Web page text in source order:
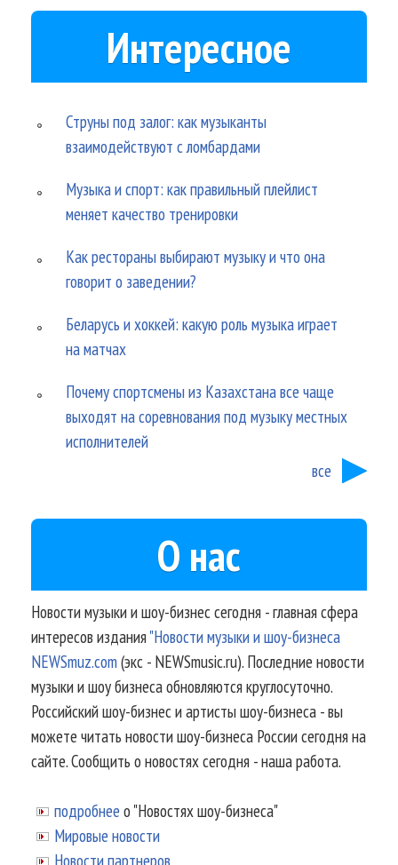
Интересное
Струны под залог: как музыканты
взаимодействуют с ломбардами
Музыка и спорт: как правильный плейлист
меняет качество тренировки
Как рестораны выбирают музыку и что она
говорит о заведении?
Беларусь и хоккей: какую роль музыка играет
на матчах
Почему спортсмены из Казахстана все чаще
выходят на соревнования под музыку местных
исполнителей
все
О нас
Новости музыки и шоу-бизнес сегодня - главная сфера
интересов издания"Новости музыки и шоу-бизнеса
NEWSmuz.com(экс - NEWSmusic.ru). Последние новости
музыки и шоу бизнеса обновляются круглосуточно.
Российский шоу-бизнес и артисты шоу-бизнеса - вы
можете читать новости шоу-бизнеса России сегодня на
сайте. Сообщить о новостях сегодня - наша работа.
подробнее о "Новостях шоу-бизнеса"
Мировые новости
Новости партнеров